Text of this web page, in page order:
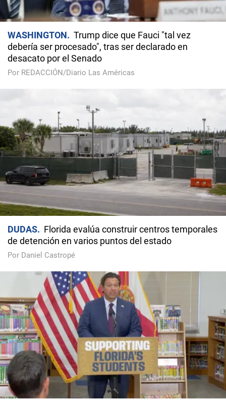
WASHINGTON
Trump dice que Fauci "tal vez
debería ser procesado", tras ser declarado en
desacato por el Senado
Por REDACCIÓN/Diario Las Américas
DUDAS
Florida evalúa construir centros temporales
de detención en varios puntos del estado
Por Daniel Castropé